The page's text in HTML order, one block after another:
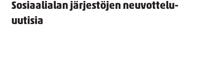
Sosiaalialan järjestöjen neuvottelu-
uutisia